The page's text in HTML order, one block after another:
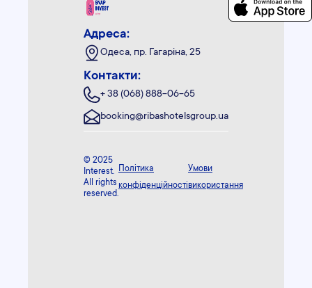
Адреса:
Одеса, пр. Гагаріна, 25
Контакти:
+ 38 (068) 888-06-65
booking@ribashotelsgroup.ua
© 2025
Interest.
All rights
reserved.
Політика
конфіденційності
Умови
використання